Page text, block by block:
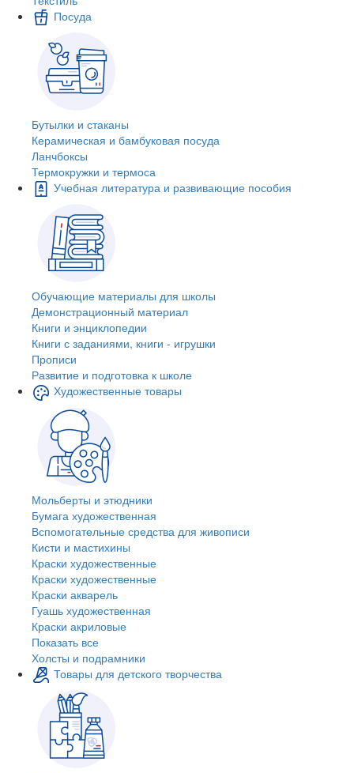
Посуда
Бутылки и стаканы
Керамическая и бамбуковая посуда
Ланчбоксы
Термокружки и термоса
Учебная литература и развивающие пособия
Обучающие материалы для школы
Демонстрационный материал
Книги и энциклопедии
Книги с заданиями, книги - игрушки
Прописи
Развитие и подготовка к школе
Художественные товары
Мольберты и этюдники
Бумага художественная
Вспомогательные средства для живописи
Кисти и мастихины
Краски художественные
Краски художественные
Краски акварель
Гуашь художественная
Краски акриловые
Показать все
Холсты и подрамники
Товары для детского творчества